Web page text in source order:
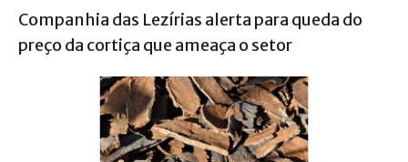
Companhia das Lezírias alerta para queda do
preço da cortiça que ameaça o setor